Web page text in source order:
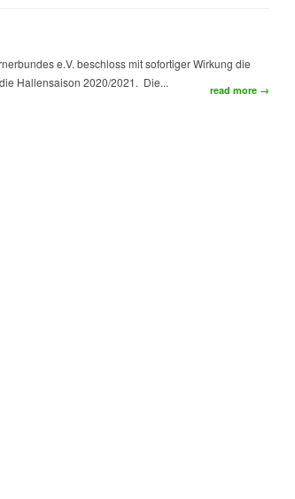
e.V. beschloss mit sofortiger Wirkung die
Hallensaison 2020/2021. Die...
read more →